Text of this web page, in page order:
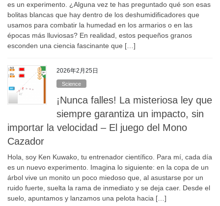
es un experimento. ¿Alguna vez te has preguntado qué son esas
bolitas blancas que hay dentro de los deshumidificadores que
usamos para combatir la humedad en los armarios o en las
épocas más lluviosas? En realidad, estos pequeños granos
esconden una ciencia fascinante que […]
2026年2月25日
Science
¡Nunca falles! La misteriosa ley que
siempre garantiza un impacto, sin
importar la velocidad – El juego del Mono
Cazador
Hola, soy Ken Kuwako, tu entrenador científico. Para mí, cada día
es un nuevo experimento. Imagina lo siguiente: en la copa de un
árbol vive un monito un poco miedoso que, al asustarse por un
ruido fuerte, suelta la rama de inmediato y se deja caer. Desde el
suelo, apuntamos y lanzamos una pelota hacia […]